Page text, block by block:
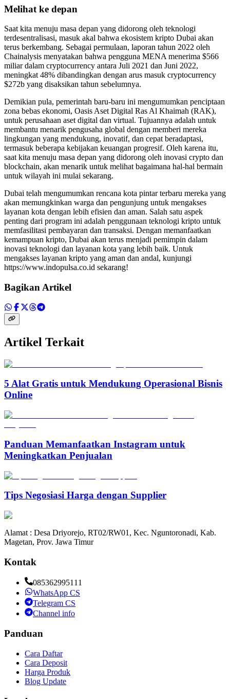
Melihat ke depan
Saat kita menuju masa depan yang didorong oleh teknologi
terdesentralisasi, masuk akal bahwa ekosistem kripto Dubai akan
terus berkembang. Sebagai permulaan, laporan tahun 2022 oleh
Chainalysis menyatakan bahwa pengguna MENA menerima $566
miliar dalam cryptocurrency antara Juli 2021 dan Juni 2022,
meningkat 48% dibandingkan dengan arus masuk cryptocurrency
$272b yang disaksikan tahun sebelumnya.
Demikian pula, pemerintah baru-baru ini mengumumkan penciptaan
zona bebas ekonomi, Oasis Aset Digital Ras Al Khaimah (RAK),
untuk perusahaan aset digital dan virtual. Tujuannya adalah untuk
membantu menarik pengusaha global dengan memberi mereka
lingkungan yang mendukung, inovatif, dan cepat beradaptasi,
termasuk beberapa kebijakan keuangan progresif. Oleh karena itu,
saat kita menuju masa depan yang didorong oleh inovasi crypto dan
blockchain, akan menarik untuk melihat bagaimana hal-hal bermain
untuk wilayah ini mulai sekarang.
Dubai telah mengumumkan rencana kota pintar terbaru mereka yang
akan memungkinkan warga dan pengunjung untuk mengakses
layanan kota dengan lebih efisien dan aman. Salah satu aspek
penting dari program ini adalah penggunaan teknologi kripto untuk
memfasilitasi pembayaran dan transaksi. Dengan memanfaatkan
kemampuan kripto, Dubai akan terus menjadi pemimpin dalam
inovasi teknologi dan layanan kota yang lebih baik. Untuk
mengakses layanan kripto yang aman dan andal, kunjungi
https://www.indopulsa.co.id sekarang!
Bagikan Artikel
Artikel Terkait
5 Alat Gratis untuk Mendukung Operasional Bisnis
Online
Panduan Memanfaatkan Instagram untuk
Meningkatkan Penjualan
Tips Negosiasi Harga dengan Supplier
Alamat : Desa Driyorejo, RT02/RW01, Kec. Nguntoronadi, Kab.
Magetan, Prov. Jawa Timur
Kontak
085362995111
WhatsApp CS
Telegram CS
Channel info
Panduan
Cara Daftar
Cara Deposit
Harga Produk
Blog Update